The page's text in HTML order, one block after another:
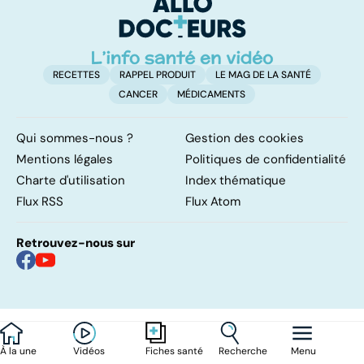
À la une Vidéos Fiches santé Recherche Menu
RECETTES RAPPEL PRODUIT
LE MAG DE LA SANTÉ
CANCER
MÉDICAMENTS
Qui sommes-nous ?
Gestion des cookies
Mentions légales
Politiques de confidentialité
Charte d'utilisation
Index thématique
Flux RSS
Flux Atom
Retrouvez-nous sur